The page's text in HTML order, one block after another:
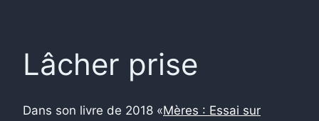
Lâcher prise
Dans son livre de 2018 «Mères : Essai sur